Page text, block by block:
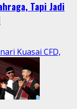
Tapi Jadi
Kuasai CFD,